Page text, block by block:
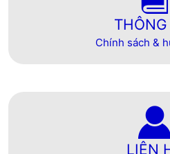
Chính sách &
LIÊN